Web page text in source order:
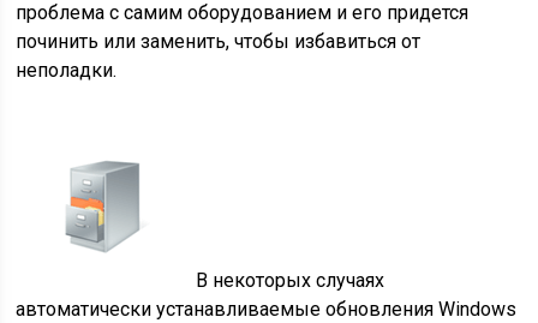
проблема с самим оборудованием и его придется
починить или заменить, чтобы избавиться от
неполадки.
В некоторых случаях
автоматически устанавливаемые обновления Windows